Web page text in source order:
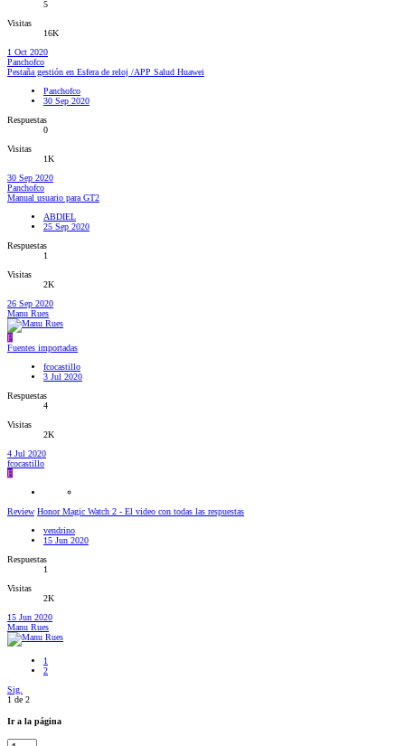
5
Visitas
16K
1 Oct 2020
Panchofco
Pestaña gestión en Esfera de reloj /APP Salud Huawei
Panchofco
30 Sep 2020
Respuestas
0
Visitas
1K
30 Sep 2020
Panchofco
Manual usuario para GT2
ABDIEL
25 Sep 2020
Respuestas
1
Visitas
2K
26 Sep 2020
Manu Rues
F
Fuentes importadas
fcocastillo
3 Jul 2020
Respuestas
4
Visitas
2K
4 Jul 2020
fcocastillo
F
Review Honor Magic Watch 2 - El video con todas las respuestas
vendrino
15 Jun 2020
Respuestas
1
Visitas
2K
15 Jun 2020
Manu Rues
1
2
Sig.
1 de 2
Ir a la página